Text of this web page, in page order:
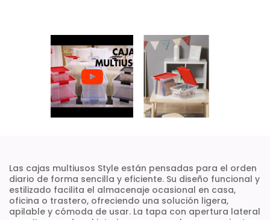
Las cajas multiusos Style están pensadas para el orden
diario de forma sencilla y eficiente. Su diseño funcional y
estilizado facilita el almacenaje ocasional en casa,
oficina o trastero, ofreciendo una solución ligera,
apilable y cómoda de usar. La tapa con apertura lateral